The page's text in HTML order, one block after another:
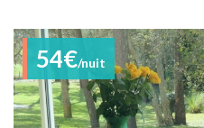
54€/nuit